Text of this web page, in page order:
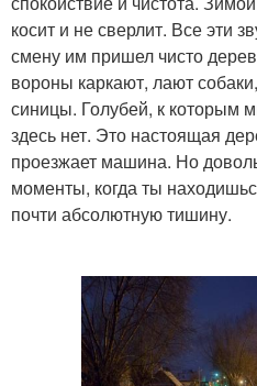
косит и не сверлит. Все эти
смену им пришел чисто
вороны каркают, лают
синицы. Голубей, к которым
здесь нет. Это настоящая
проезжает машина. Но
моменты, когда ты
почти абсолютную тишину.